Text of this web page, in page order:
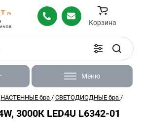
Корзина
Меню
НАСТЕННЫЕ бра / СВЕТОДИОДНЫЕ бра /
3000К LED4U L6342-01